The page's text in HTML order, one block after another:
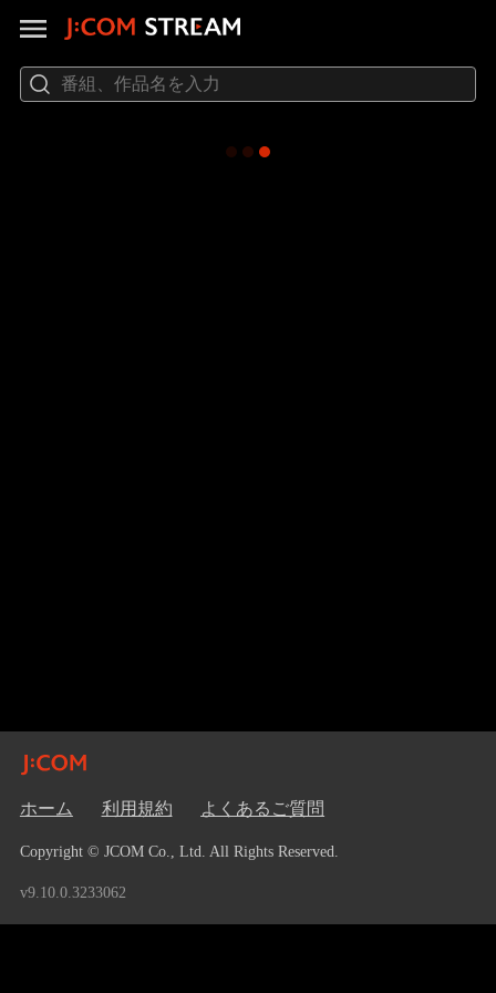
ホーム 利用規約 よくあるご質問
Copyright © JCOM Co., Ltd. All Rights Reserved.
v9.10.0.3233062